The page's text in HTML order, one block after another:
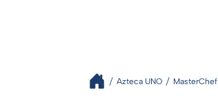
Azteca UNO MasterChef